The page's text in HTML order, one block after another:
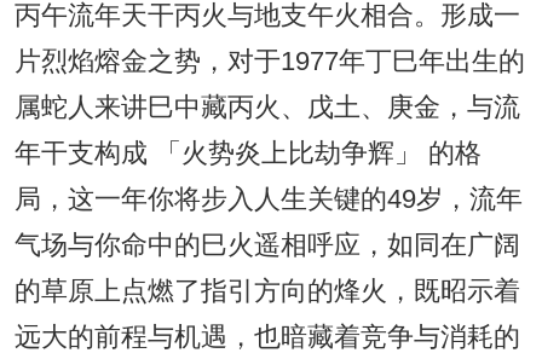
丙午流年天干丙火与地支午火相合。形成一
片烈焰熔金之势，对于1977年丁巳年出生的
属蛇人来讲巳中藏丙火、戊土、庚金，与流
年干支构成 「火势炎上比劫争辉」 的格
局，这一年你将步入人生关键的49岁，流年
气场与你命中的巳火遥相呼应，如同在广阔
的草原上点燃了指引方向的烽火，既昭示着
远大的前程与机遇，也暗藏着竞争与消耗的